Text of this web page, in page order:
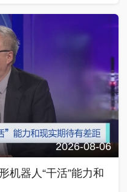
2026-08-06
机器人“干活”能力和